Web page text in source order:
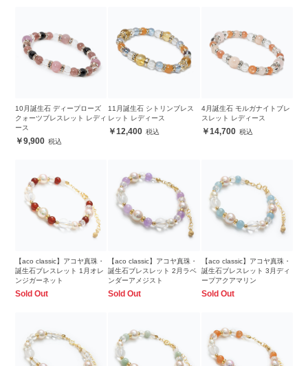
10月誕生石 ディープローズ
クォーツブレスレット レディ
ース
9,900
11月誕生石 シトリンブレス
レット レディース
12,400
4月誕生石 モルガナイトブレ
スレット レディース
14,700
【aco classic】アコヤ真珠・
誕生石ブレスレット 1月オレ
ンジガーネット
Sold Out
【aco classic】アコヤ真珠・
誕生石ブレスレット 2月ラベ
ンダーアメジスト
Sold Out
【aco classic】アコヤ真珠・
誕生石ブレスレット 3月ディ
ープアクアマリン
Sold Out